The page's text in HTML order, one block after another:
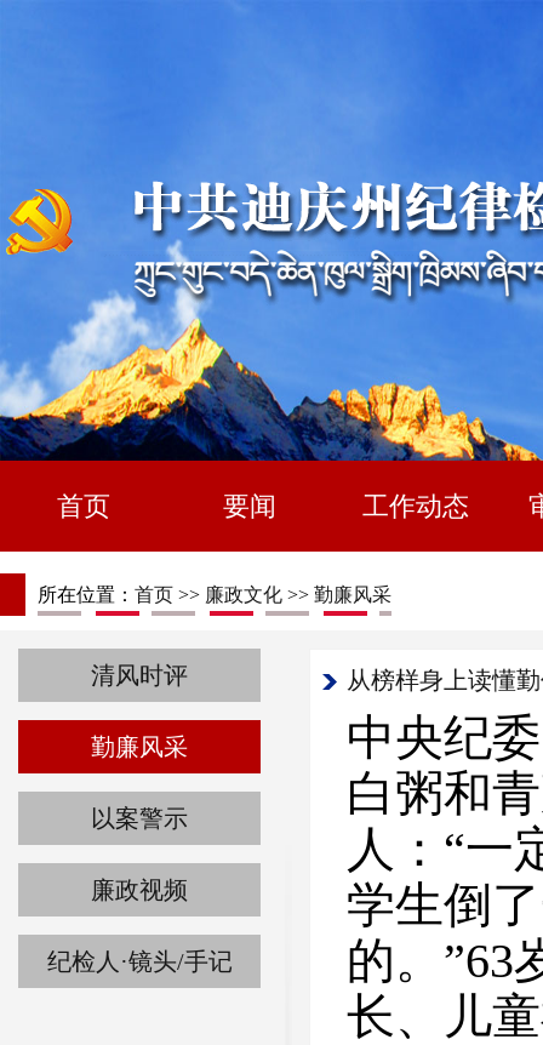
首页 要闻 工作动态
所在位置： 首页 >> 廉政文化 >> 勤廉风采
清风时评
勤廉风采
以案警示
廉政视频
纪检人·镜头/手记
从榜样身上读懂
中央纪
白粥和
人：“一
学生倒
的。”63
长、儿